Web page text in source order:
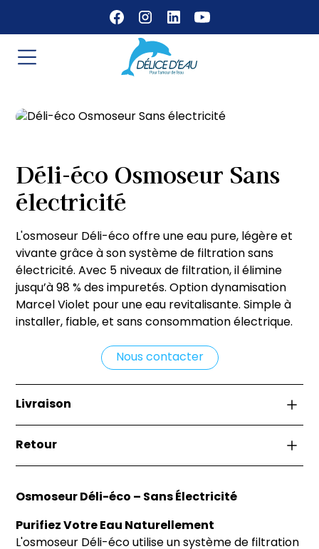
Déli-éco Osmoseur Sans
électricité
L'osmoseur Déli-éco offre une eau pure, légère et
vivante grâce à son système de filtration sans
électricité. Avec 5 niveaux de filtration, il élimine
jusqu’à 98 % des impuretés. Option dynamisation
Marcel Violet pour une eau revitalisante. Simple à
installer, fiable, et sans consommation électrique.
Nous contacter
Livraison
de la marchandise à l’acheteur, soit au lieu indiqué
par l’acheteur sur le bon de commande.
Retour
avez 30 jours pour le retourner dans son état
sauf si le produit est défectueux. Pour plus de
détails, contactez notre service client.
Osmoseur Déli-éco – Sans Électricité
Purifiez Votre Eau Naturellement
L'osmoseur Déli-éco utilise un système de filtration